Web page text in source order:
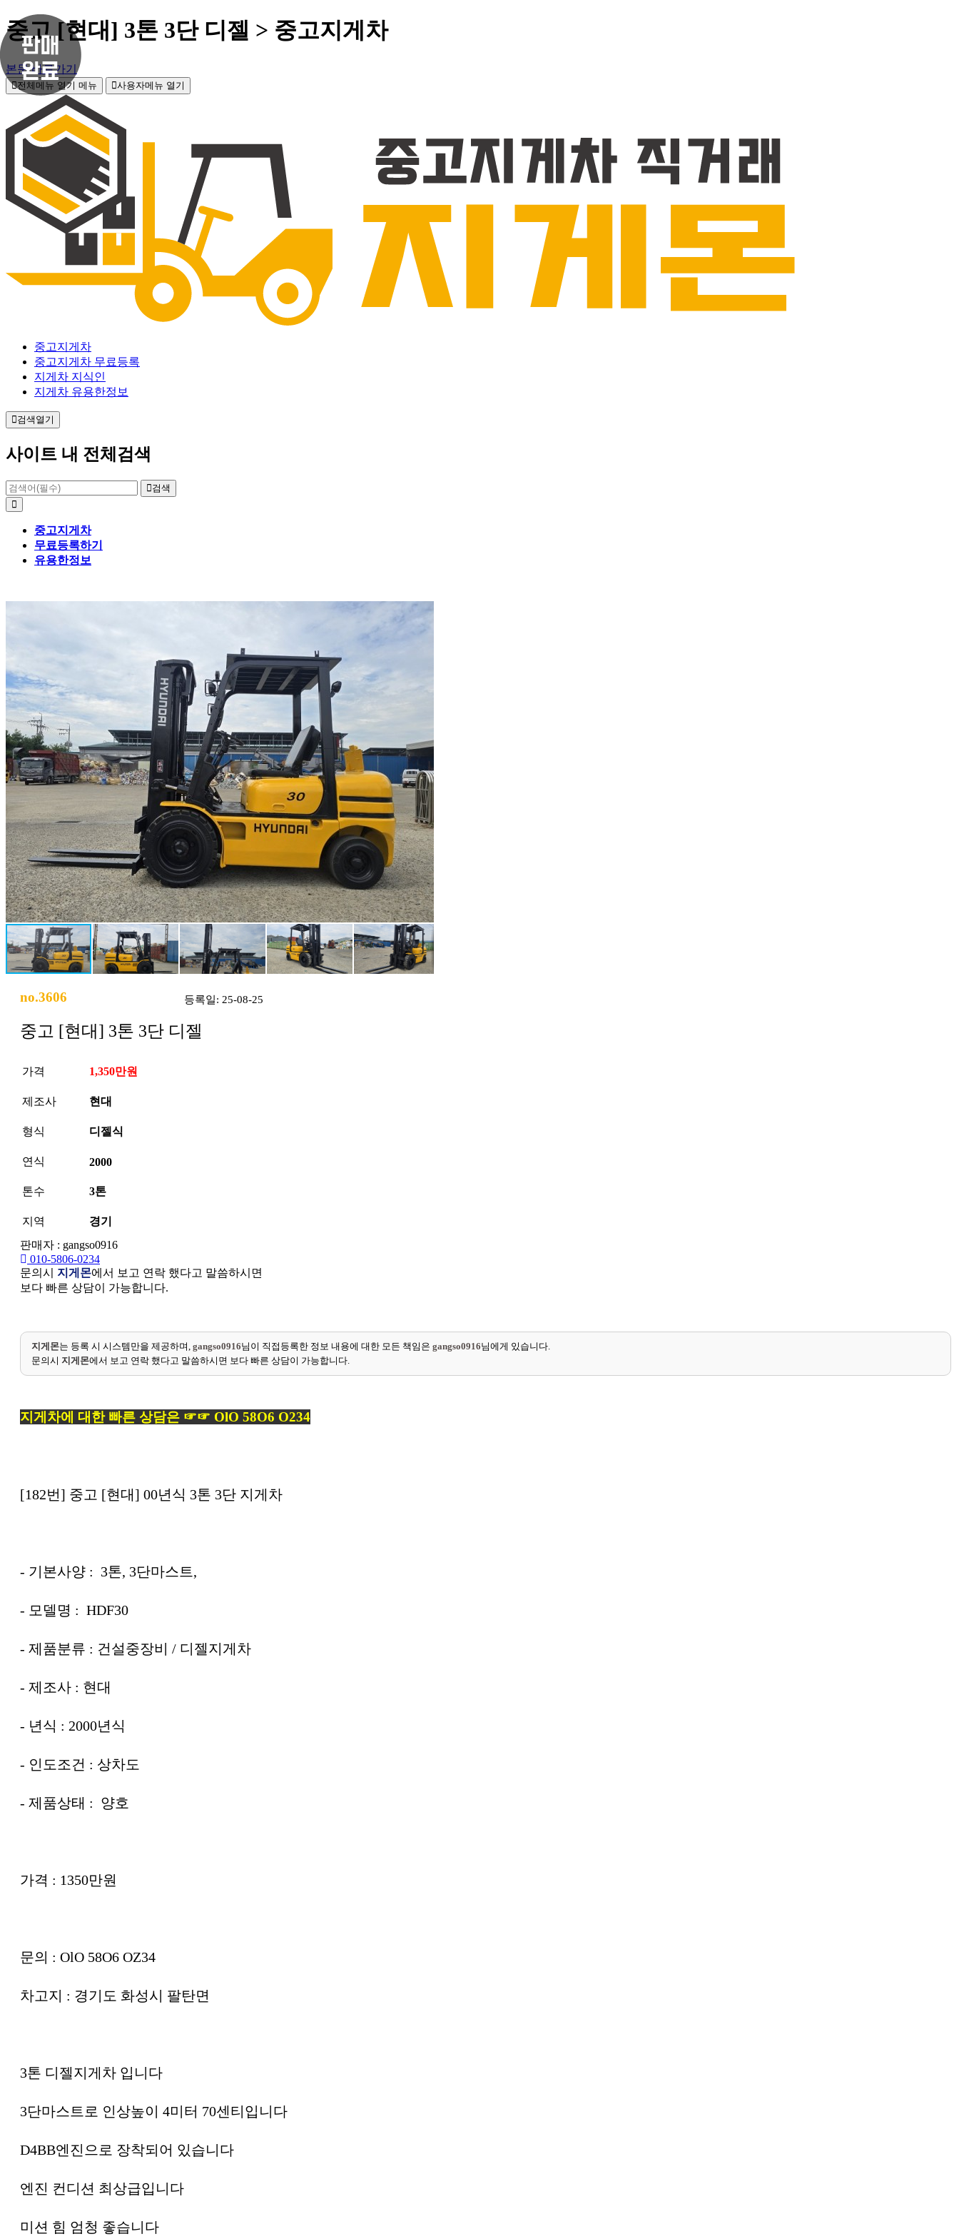
중고 [현대] 3톤 3단 디젤 > 중고지게차
본문 바로가기
전체메뉴 열기 메뉴 사용자메뉴 열기
중고지게차
중고지게차 무료등록
지게차 지식인
지게차 유용한정보
검색열기
사이트 내 전체검색
검색
중고지게차
무료등록하기
유용한정보
no.3606 등록일: 25-08-25
중고 [현대] 3톤 3단 디젤
가격 1,350만원
제조사 현대
형식 디젤식
연식 2000
톤수 3톤
지역
경기
판매자 : gangso0916
010-5806-0234
문의시 지게몬에서 보고 연락 했다고 말씀하시면
보다 빠른 상담이 가능합니다.
지게몬는 등록 시 시스템만을 제공하며, gangso0916님이 직접등록한 정보 내용에 대한 모든 책임은 gangso0916님에게 있습니다.
문의시 지게몬에서 보고 연락 했다고 말씀하시면 보다 빠른 상담이 가능합니다.
지게차에 대한 빠른 상담은 ☞☞ OlO 58O6 O234
[182번] 중고 [현대] 00년식 3톤 3단 지게차
- 기본사양 : 3톤, 3단마스트,
- 모델명 : HDF30
- 제품분류 : 건설중장비 / 디젤지게차
- 제조사 : 현대
- 년식 : 2000년식
- 인도조건 : 상차도
- 제품상태 : 양호
가격 : 1350만원
문의 : OlO 58O6 OZ34
차고지 : 경기도 화성시 팔탄면
3톤 디젤지게차 입니다
3단마스트로 인상높이 4미터 70센티입니다
D4BB엔진으로 장착되어 있습니다
엔진 컨디션 최상급입니다
미션 힘 엄청 좋습니다